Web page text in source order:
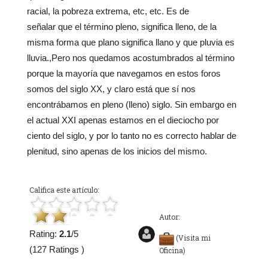
racial, la pobreza extrema, etc, etc. Es de
señalar que el término pleno, significa lleno, de la
misma forma que plano significa llano y que pluvia es
lluvia.,Pero nos quedamos acostumbrados al término
porque la mayoría que navegamos en estos foros
somos del siglo XX, y claro está que sí nos
encontrábamos en pleno (lleno) siglo. Sin embargo en
el actual XXI apenas estamos en el dieciocho por
ciento del siglo, y por lo tanto no es correcto hablar de
plenitud, sino apenas de los inicios del mismo.
Califica este artículo:
Rating: 2.1/5
(127 Ratings )
Autor:
(Visita mi
Oficina)